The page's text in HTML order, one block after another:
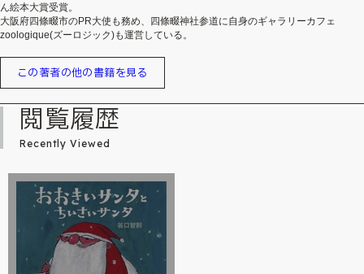
ん絵本大賞受賞。
大阪府四條畷市のPR大使も務め、四條畷神社参道に自身のギャラリーカフェ
zoologique(ズーロジック)も運営している。
この著者の他の書籍を見る
閲覧履歴
Recently Viewed